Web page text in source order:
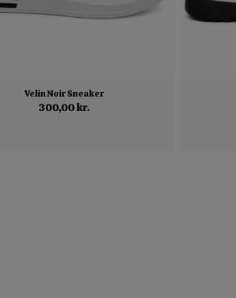
Velin Noir Sneaker
300,00 kr.